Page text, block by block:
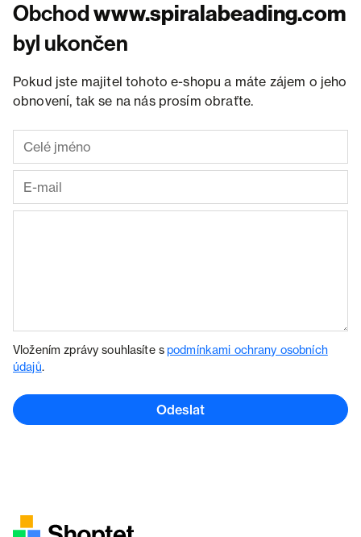
Obchodwww.spiralabeading.com
byl ukončen
Pokud jste majitel tohoto e-shopu a máte zájem o jeho
obnovení, tak se na nás prosím obraťte.
Vložením zprávy souhlasíte spodmínkami ochrany osobních
údajů.
Odeslat